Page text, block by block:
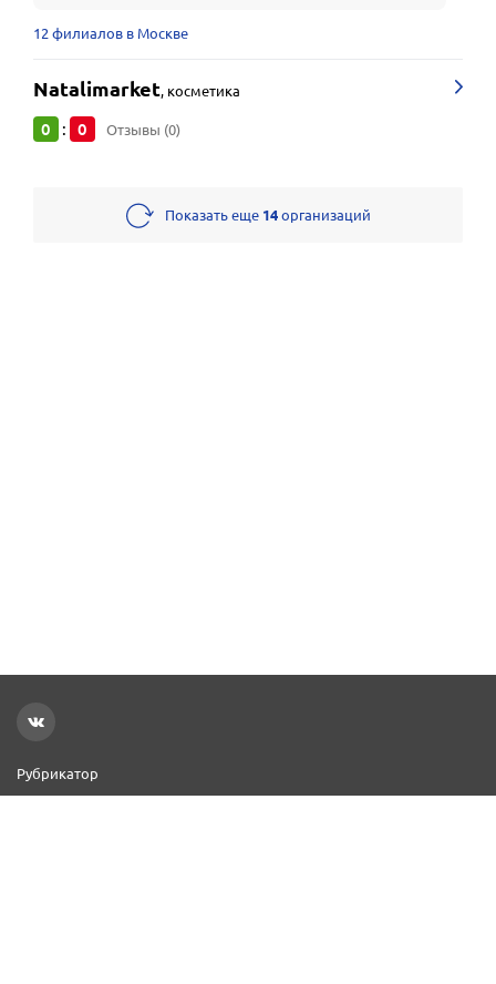
12 филиалов в Москве
Natalimarket, косметика
0 : 0 Отзывы (0)
Показать еще 14организаций
Рубрикатор